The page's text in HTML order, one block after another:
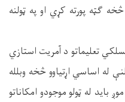
ګټه پورته کړي او په ټولنه
تعلیماتو د آمریت استازي
له اساسي اړتیاوو څخه وبلله
له ټولو موجودو امکاناتو